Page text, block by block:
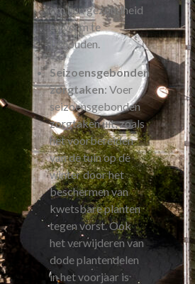
om hun gezondheid
en vorm te
behouden.
Seizoensgebonden
zorgtaken: Voer
seizoensgebonden
zorgtaken uit, zoals
het voorbereiden
van de tuin op de
winter door het
beschermen van
kwetsbare planten
tegen vorst. Ook
het verwijderen van
dode plantendelen
in het voorjaar is